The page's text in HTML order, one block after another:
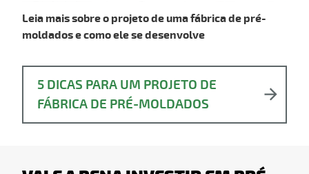
Leia mais sobre o projeto de uma fábrica de pré-
moldados e como ele se desenvolve
5 DICAS PARA UM PROJETO DE
FÁBRICA DE PRÉ-MOLDADOS